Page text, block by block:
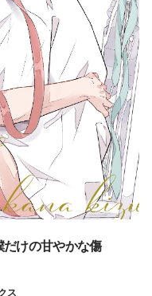
だけの甘やかな傷
ス